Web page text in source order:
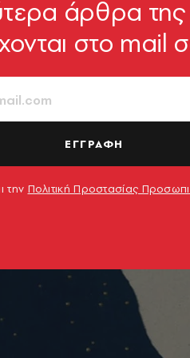
άρθρα
στο mail
ΕΓΓΡΑΦΗ
την Πολιτική Προστασίας